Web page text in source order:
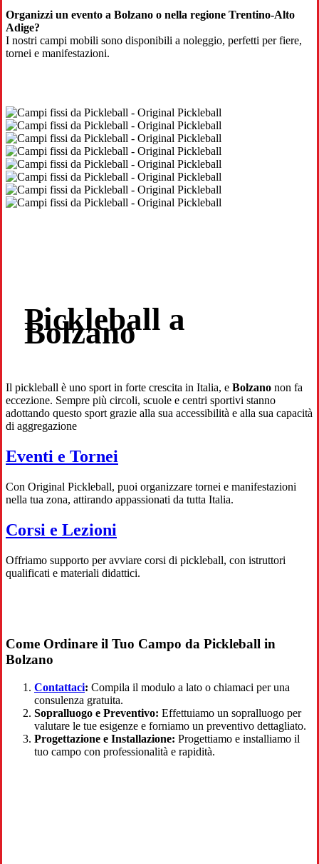
Organizzi un evento a Bolzano o nella regione Trentino-Alto
Adige?
I nostri campi mobili sono disponibili a noleggio, perfetti per fiere,
tornei e manifestazioni.
Pickleball a
Bolzano
Il pickleball è uno sport in forte crescita in Italia, e Bolzano non fa
eccezione. Sempre più circoli, scuole e centri sportivi stanno
adottando questo sport grazie alla sua accessibilità e alla sua capacità
di aggregazione
Eventi e Tornei
Con Original Pickleball, puoi organizzare tornei e manifestazioni
nella tua zona, attirando appassionati da tutta Italia.
Corsi e Lezioni
Offriamo supporto per avviare corsi di pickleball, con istruttori
qualificati e materiali didattici.
Come Ordinare il Tuo Campo da Pickleball in
Bolzano
Contattaci: Compila il modulo a lato o chiamaci per una
consulenza gratuita.
Sopralluogo e Preventivo: Effettuiamo un sopralluogo per
valutare le tue esigenze e forniamo un preventivo dettagliato.
Progettazione e Installazione: Progettiamo e installiamo il
tuo campo con professionalità e rapidità.